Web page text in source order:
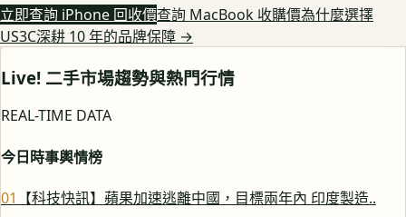
立即查詢 iPhone 回收價查詢 MacBook 收購價為什麼選擇
US3C深耕 10 年的品牌保障 →
Live! 二手市場趨勢與熱門行情
REAL-TIME DATA
今日時事輿情榜
01 【科技快訊】蘋果加速逃離中國，目標兩年內 印度製造..